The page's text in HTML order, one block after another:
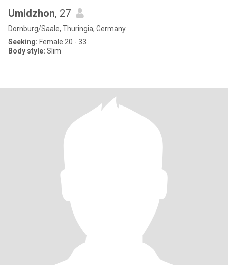
Umidzhon, 27
Dornburg/Saale, Thuringia, Germany
Seeking: Female 20 - 33
Body style: Slim